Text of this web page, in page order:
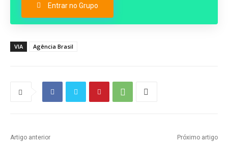
Entrar no Grupo
VIA Agência Brasil
Artigo anterior Próximo artigo